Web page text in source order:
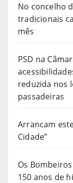
No concelho
tradicionais
mês
PSD na
reduzida nos
passadeiras
Arrancam
Cidade”
Os
150 anos de